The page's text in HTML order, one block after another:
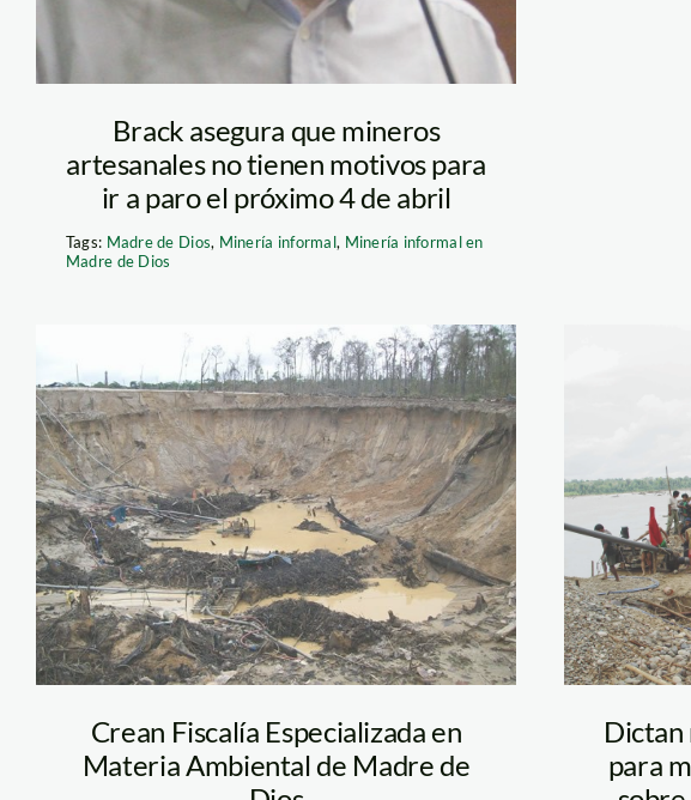
Brack asegura que mineros
artesanales no tienen motivos para
ir a paro el próximo 4 de abril
Tags: Madre de Dios, Minería informal, Minería informal en
Madre de Dios
Crean Fiscalía Especializada en
Materia Ambiental de Madre de
Dictan
para